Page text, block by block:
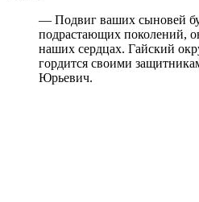
— Подвиг ваших сыновей
подрастающих поколений,
наших сердцах. Гайский
гордится своими
Юрьевич.